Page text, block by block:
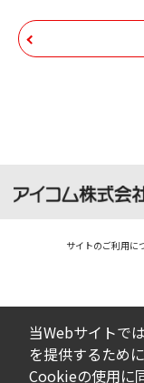
帰属します
個人で使用
せんのでご
告なく改良
ダウンロ
ファームウ
コンの基本
ですから、
サイトのご利用に
当Webサイトで
を提供するため
Cookieの使用に